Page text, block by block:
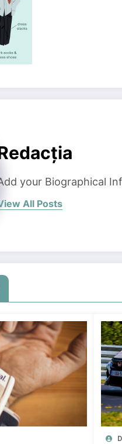
your Biographical
All Posts